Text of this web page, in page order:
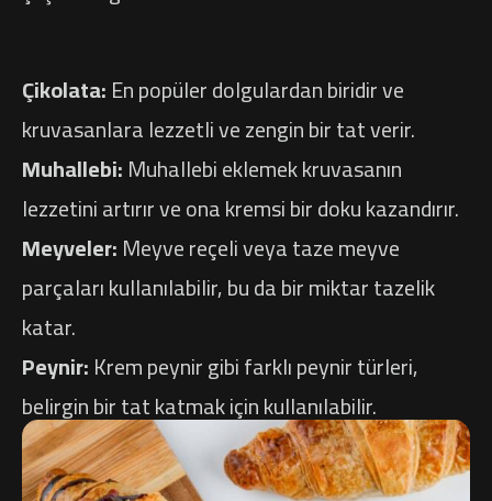
Çikolata:En popüler dolgulardan biridir ve
kruvasanlara lezzetli ve zengin bir tat verir.
Muhallebi:Muhallebi eklemek kruvasanın
lezzetini artırır ve ona kremsi bir doku kazandırır.
Meyveler:Meyve reçeli veya taze meyve
parçaları kullanılabilir, bu da bir miktar tazelik
katar.
Peynir:Krem peynir gibi farklı peynir türleri,
belirgin bir tat katmak için kullanılabilir.